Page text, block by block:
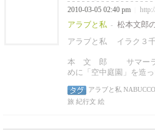
2010-03-05 02:40 pm
アラブと私 -
松本文郎
アラブと私
イラク３
本 文 郎 サマーラの
めに「空中庭園」を造
アラブと私
旅 紀行文 絵